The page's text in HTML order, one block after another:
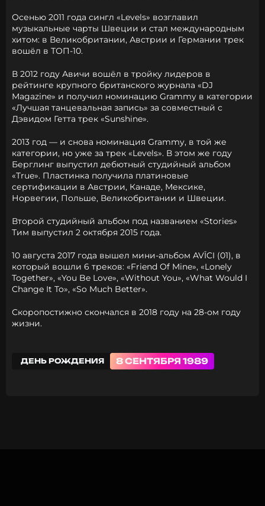
Осенью 2011 года сингл «Levels» возглавил
музыкальные чарты Швеции и стал международным
хитом: в Великобритании, Австрии и Германии трек
вошёл в ТОП-10.
В 2012 году Авичи вошёл в тройку лидеров в
рейтинге крупного британского журнала «DJ
Magazine» и получил номинацию Grammy в категории
«Лучшая танцевальная запись» за совместный с
Дэвидом Гетта трек «Sunshine».
2013 год — и снова номинация Grammy, в той же
категории, но уже за трек «Levels». В этом же году
Берглинг выпустил дебютный студийный альбом
«True». Пластинка получила платиновые
сертификации в Австрии, Канаде, Мексике,
Норвегии, Польше, Великобритании и Швеции.
Второй студийный альбом под названием «Stories»
Тим выпустил 2 октября 2015 года.
10 августа 2017 года вышел мини-альбом AVĪCI (01), в
который вошли 6 треков: «Friend Of Mine», «Lonely
Together», «You Be Love», «Without You», «What Would I
Change It To», «So Much Better».
Скоропостижно скончался в 2018 году на 28-ом году
жизни.
ДЕНЬ РОЖДЕНИЯ 8 СЕНТЯБРЯ 1989